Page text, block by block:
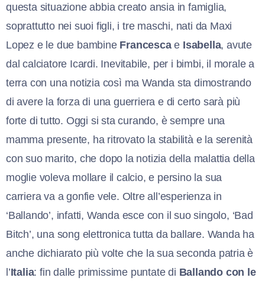
questa situazione abbia creato ansia in famiglia,
soprattutto nei suoi figli, i tre maschi, nati da Maxi
Lopez e le due bambine Francescae Isabella, avute
dal calciatore Icardi. Inevitabile, per i bimbi, il morale a
terra con una notizia così ma Wanda sta dimostrando
di avere la forza di una guerriera e di certo sarà più
forte di tutto. Oggi si sta curando, è sempre una
mamma presente, ha ritrovato la stabilità e la serenità
con suo marito, che dopo la notizia della malattia della
moglie voleva mollare il calcio, e persino la sua
carriera va a gonfie vele. Oltre all’esperienza in
‘Ballando’, infatti, Wanda esce con il suo singolo, ‘Bad
Bitch’, una song elettronica tutta da ballare. Wanda ha
anche dichiarato più volte che la sua seconda patria è
l’Italia: fin dalle primissime puntate di Ballando con le